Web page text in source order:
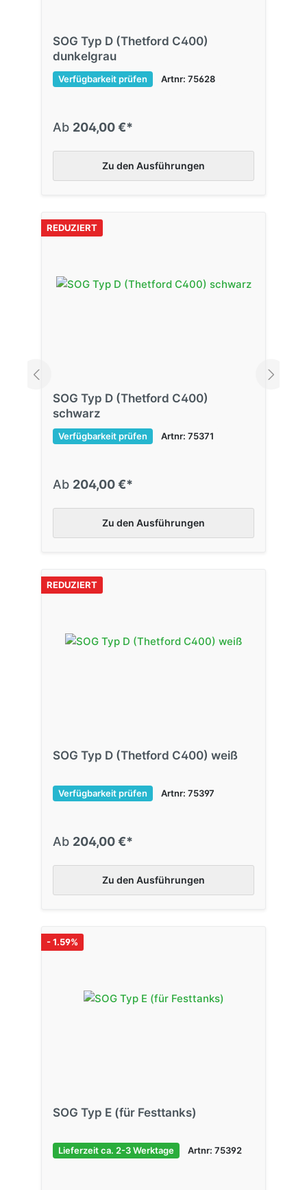
SOG Typ D (Thetford C400)
dunkelgrau
Verfügbarkeit prüfen Artnr: 75628
Ab 204,00 €*
Zu den Ausführungen
REDUZIERT
SOG Typ D (Thetford C400)
schwarz
Verfügbarkeit prüfen Artnr: 75371
Ab 204,00 €*
Zu den Ausführungen
REDUZIERT
SOG Typ D (Thetford C400) weiß
Verfügbarkeit prüfen Artnr: 75397
Ab 204,00 €*
Zu den Ausführungen
- 1.59%
SOG Typ E (für Festtanks)
Lieferzeit ca. 2-3 Werktage Artnr: 75392